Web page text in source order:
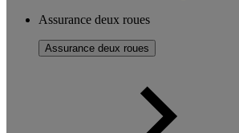
Assurance deux roues
Assurance deux roues